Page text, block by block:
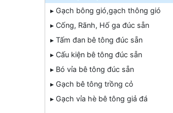
▸ Gạch bông gió,gạch thông gió
▸ Cống, Rãnh, Hố ga đúc sẵn
▸ Tấm đan bê tông đúc sẵn
▸ Cấu kiện bê tông đúc sẵn
▸ Bó vỉa bê tông đúc sẵn
▸ Gạch bê tông trồng cỏ
▸ Gạch vỉa hè bê tông giả đá